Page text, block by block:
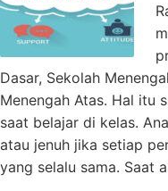
Dasar, Sekolah
Menengah Atas. Hal itu
saat belajar di kelas.
atau jenuh jika setiap
yang selalu sama. Saat